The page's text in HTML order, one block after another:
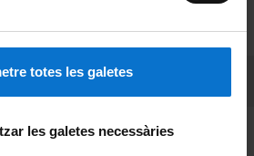
totes les galetes
les galetes necessàries
Privacidad y términos
Sobre UBtv
Miembro de la